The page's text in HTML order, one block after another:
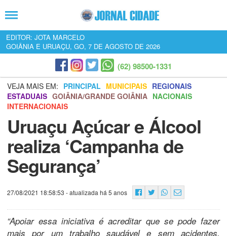
EDITOR: JOTA MARCELO
GOIÂNIA E URUAÇU, GO, 7 DE AGOSTO DE 2026
(62) 98500-1331
VEJA MAIS EM: PRINCIPAL MUNICIPAIS REGIONAIS
ESTADUAIS GOIÂNIA/GRANDE GOIÂNIA NACIONAIS
INTERNACIONAIS
Uruaçu Açúcar e Álcool
realiza ‘Campanha de
Segurança’
27/08/2021 18:58:53 - atualizada há 5 anos
“Apoiar essa iniciativa é acreditar que se pode fazer
mais por um trabalho saudável e sem acidentes.